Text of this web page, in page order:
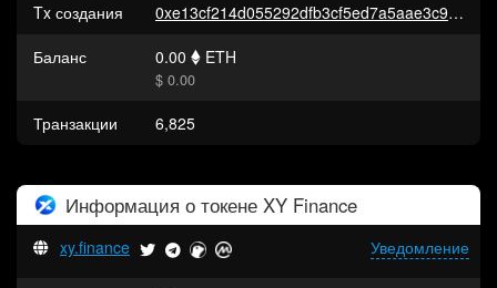
Tx создания
0xe13cf214d055292dfb3cf5ed7a5aae3c94b17a6c50e33e737d48eea9225b81cd
Баланс
0.00 ETH
$ 0.00
Транзакции 6,825
Информация о токене XY Finance
Уведомление
xy.finance